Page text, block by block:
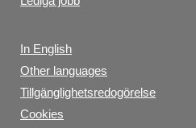
In English
Other languages
Tillgänglighetsredogörelse
Cookies